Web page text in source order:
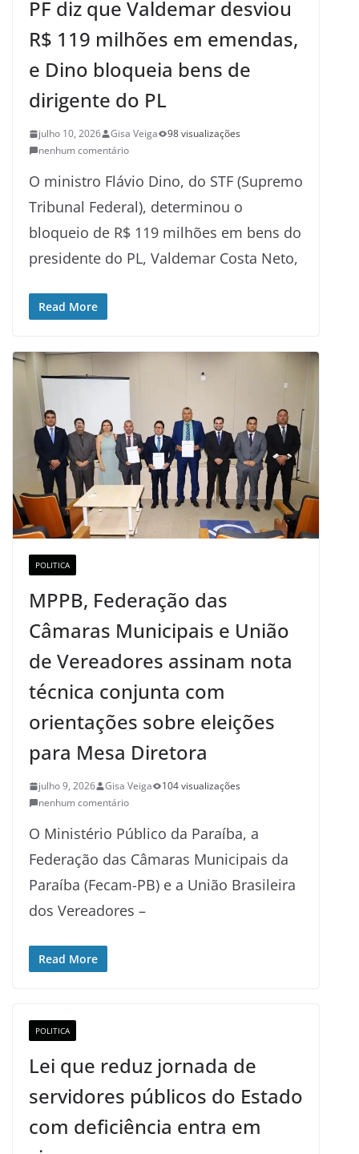
PF diz que Valdemar desviou
R$ 119 milhões em emendas,
e Dino bloqueia bens de
dirigente do PL
julho 10, 2026 Gisa Veiga
98 visualizações
nenhum comentário
O ministro Flávio Dino, do STF (Supremo
Tribunal Federal), determinou o
bloqueio de R$ 119 milhões em bens do
presidente do PL, Valdemar Costa Neto,
Read More
POLITICA
MPPB, Federação das
Câmaras Municipais e União
de Vereadores assinam nota
técnica conjunta com
orientações sobre eleições
para Mesa Diretora
julho 9, 2026 Gisa Veiga
104 visualizações
nenhum comentário
O Ministério Público da Paraíba, a
Federação das Câmaras Municipais da
Paraíba (Fecam-PB) e a União Brasileira
dos Vereadores –
Read More
POLITICA
Lei que reduz jornada de
servidores públicos do Estado
com deficiência entra em